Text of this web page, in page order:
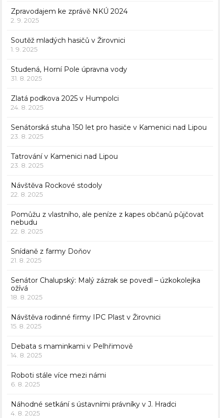
Zpravodajem ke zprávě NKÚ 2024
2. 9. 2025
Soutěž mladých hasičů v Žirovnici
1. 9. 2025
Studená, Horní Pole úpravna vody
31. 8. 2025
Zlatá podkova 2025 v Humpolci
24. 8. 2025
Senátorská stuha 150 let pro hasiče v Kamenici nad Lipou
23. 8. 2025
Tatrování v Kamenici nad Lipou
23. 8. 2025
Návštěva Rockové stodoly
22. 8. 2025
Pomůžu z vlastního, ale peníze z kapes občanů půjčovat
nebudu
22. 8. 2025
Snídaně z farmy Doňov
21. 8. 2025
Senátor Chalupský: Malý zázrak se povedl – úzkokolejka
ožívá
18. 8. 2025
Návštěva rodinné firmy IPC Plast v Žirovnici
15. 8. 2025
Debata s maminkami v Pelhřimově
14. 8. 2025
Roboti stále více mezi námi
6. 8. 2025
Náhodné setkání s ústavními právníky v J. Hradci
4. 8. 2025